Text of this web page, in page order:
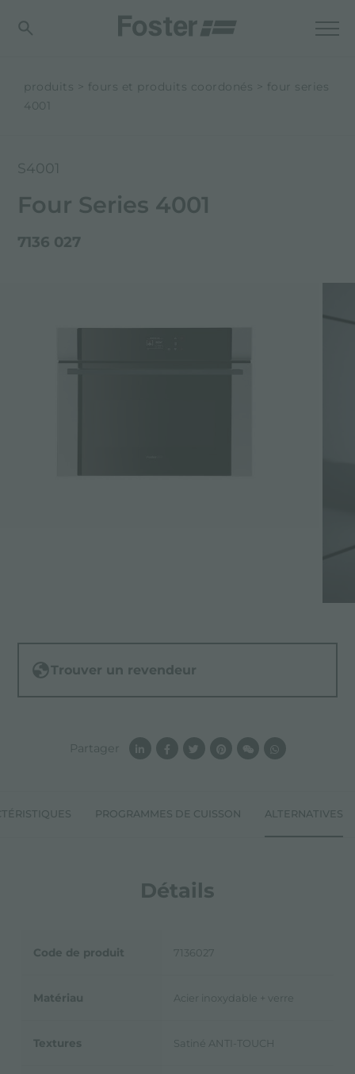
produits fours et produits coordonés
four series
4001
PROGRAMMES DE CUISSON ALTERNATIVES
Détails
Code de produit 7136027
Matériau Acier inoxydable + verre
Textures Satiné ANTI-TOUCH
S4001
Four Series 4001
7136 027
Trouver un revendeur
Partager